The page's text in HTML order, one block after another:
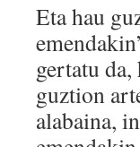
Eta hau
gertatu
guztion
alabaina,